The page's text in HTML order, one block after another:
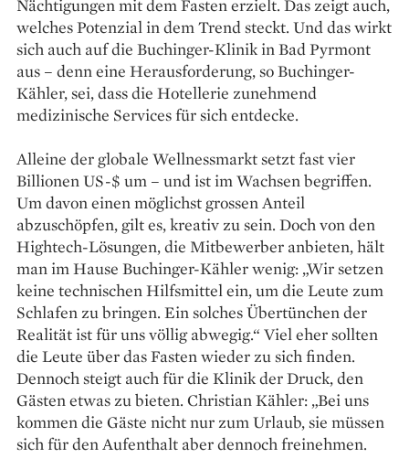
Nächtigungen mit dem Fasten erzielt. Das zeigt auch,
welches Potenzial in dem Trend steckt. Und das wirkt
sich auch auf die Buchinger-Klinik in Bad Pyr­mont
aus – denn eine Herausforderung, so Buchinger-
Kähler, sei, dass die Hotellerie zunehmend
medizinische Services für sich entdecke.
Alleine der globale Wellnessmarkt setzt fast vier
Billionen US-$ um – und ist im Wachsen begriffen.
Um davon einen möglichst grossen Anteil
abzuschöpfen, gilt es, kreativ zu sein. Doch von den
Hightech-Lösungen, die Mitbewerber anbieten, hält
man im Hause Buchinger-Kähler wenig: „Wir setzen
keine technischen Hilfsmittel ein, um die Leute zum
Schlafen zu bringen. Ein solches Übertünchen der
Realität ist für uns völlig abwegig.“ Viel eher sollten
die Leute über das Fasten wieder zu sich finden.
Dennoch steigt auch für die Klinik der Druck, den
Gästen etwas zu bieten. Christian Kähler: „Bei uns
kommen die Gäste nicht nur zum Urlaub, sie müssen
sich für den Aufenthalt aber dennoch freinehmen.